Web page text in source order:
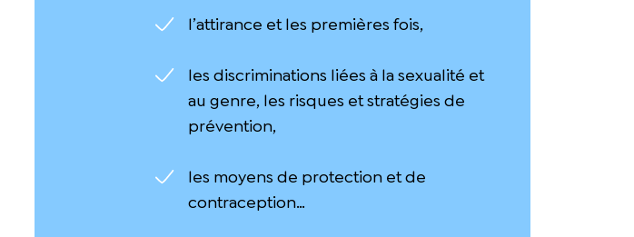
l’attirance et les premières fois,
les discriminations liées à la sexualité et
au genre, les risques et stratégies de
prévention,
les moyens de protection et de
contraception…